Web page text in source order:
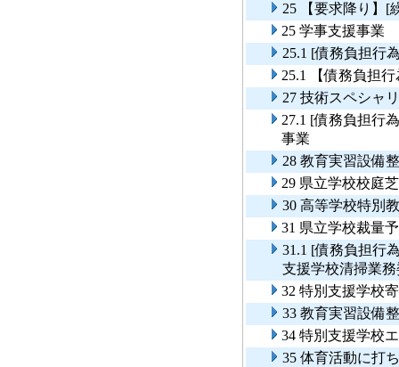
25 【要求降り】[
25 学事支援事業
25.1 [債務負担行
25.1 【債務負担
27 技術スペシャ
27.1 [債務負担行
事業
28 教育実習設備
29 県立学校校庭
30 高等学校特別
31 県立学校裁量
31.1 [債務負担行
支援学校清掃業
32 特別支援学校
33 教育実習設備
34 特別支援学校
35 体育活動に打